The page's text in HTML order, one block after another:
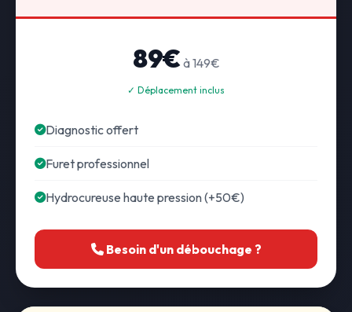
89€ à 149€
✓ Déplacement inclus
Diagnostic offert
Furet professionnel
Hydrocureuse haute pression (+50€)
Besoin d'un débouchage ?